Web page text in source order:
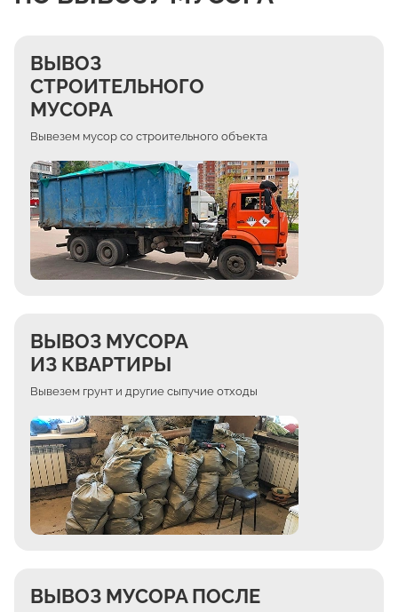
ВЫВОЗ
СТРОИТЕЛЬНОГО
МУСОРА
Вывезем мусор со строительного объекта
ВЫВОЗ МУСОРА
ИЗ КВАРТИРЫ
Вывезем грунт и другие сыпучие отходы
ВЫВОЗ МУСОРА ПОСЛЕ